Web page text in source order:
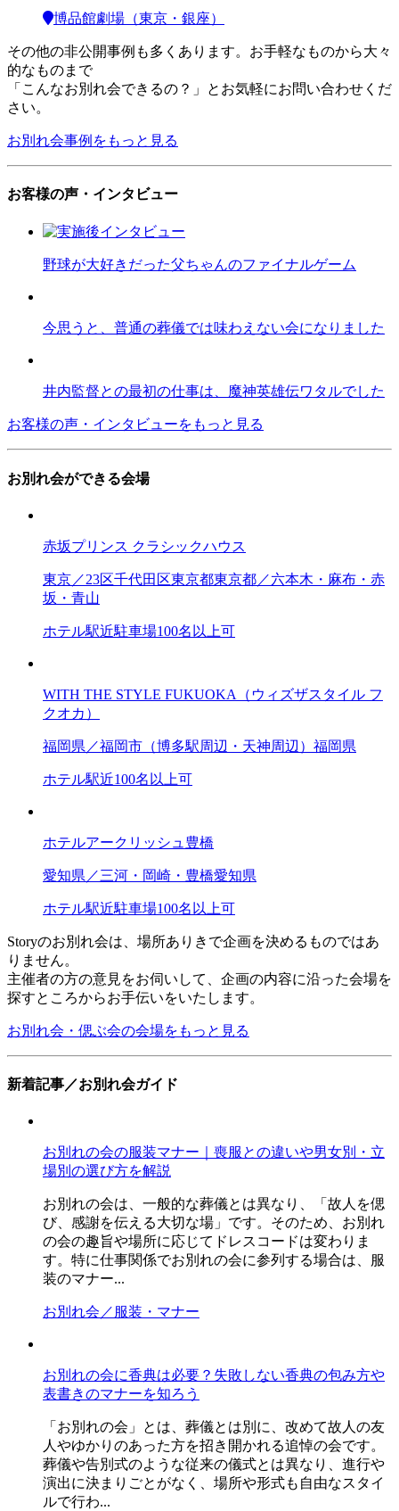
博品館劇場（東京・銀座）
その他の非公開事例も多くあります。お手軽なものから大々
的なものまで
「こんなお別れ会できるの？」とお気軽にお問い合わせくだ
さい。
お別れ会事例をもっと見る
お客様の声・インタビュー
野球が大好きだった父ちゃんのファイナルゲーム
今思うと、普通の葬儀では味わえない会になりました
井内監督との最初の仕事は、魔神英雄伝ワタルでした
お客様の声・インタビューをもっと見る
お別れ会ができる会場
赤坂プリンス クラシックハウス
東京／23区千代田区東京都東京都／六本木・麻布・赤
坂・青山
ホテル駅近駐車場100名以上可
WITH THE STYLE FUKUOKA（ウィズザスタイル フ
クオカ）
福岡県／福岡市（博多駅周辺・天神周辺） 福岡県
ホテル駅近100名以上可
ホテルアークリッシュ豊橋
愛知県／三河・岡崎・豊橋愛知県
ホテル駅近駐車場100名以上可
Storyのお別れ会は、場所ありきで企画を決めるものではあ
りません。
主催者の方の意見をお伺いして、企画の内容に沿った会場を
探すところからお手伝いをいたします。
お別れ会・偲ぶ会の会場をもっと見る
新着記事／お別れ会ガイド
お別れの会の服装マナー｜喪服との違いや男女別・立
場別の選び方を解説
お別れの会は、一般的な葬儀とは異なり、「故人を偲
び、感謝を伝える大切な場」です。そのため、お別れ
の会の趣旨や場所に応じてドレスコードは変わりま
す。特に仕事関係でお別れの会に参列する場合は、服
装のマナー...
お別れ会／服装・マナー
お別れの会に香典は必要？失敗しない香典の包み方や
表書きのマナーを知ろう
「お別れの会」とは、葬儀とは別に、改めて故人の友
人やゆかりのあった方を招き開かれる追悼の会です。
葬儀や告別式のような従来の儀式とは異なり、進行や
演出に決まりごとがなく、場所や形式も自由なスタイ
ルで行わ...